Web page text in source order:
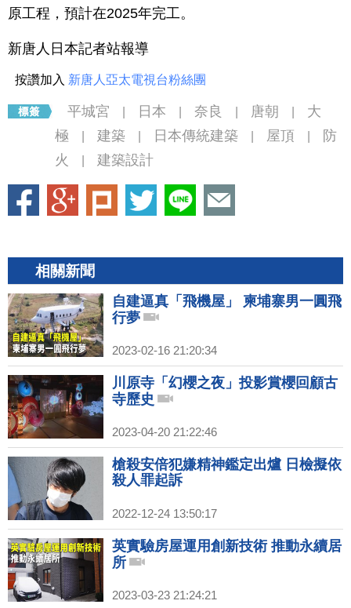
原工程，預計在2025年完工。
新唐人日本記者站報導
按讚加入 新唐人亞太電視台粉絲團
平城宮 日本 奈良 唐朝
大
極
建築 日本傳統建築 屋頂
防
火
建築設計
相關新聞
自建逼真「飛機屋」 柬埔寨男一圓飛
行夢
2023-02-16 21:20:34
川原寺「幻櫻之夜」投影賞櫻回顧古
寺歷史
2023-04-20 21:22:46
槍殺安倍犯嫌精神鑑定出爐 日檢擬依
殺人罪起訴
2022-12-24 13:50:17
英實驗房屋運用創新技術 推動永續居
所
2023-03-23 21:24:21